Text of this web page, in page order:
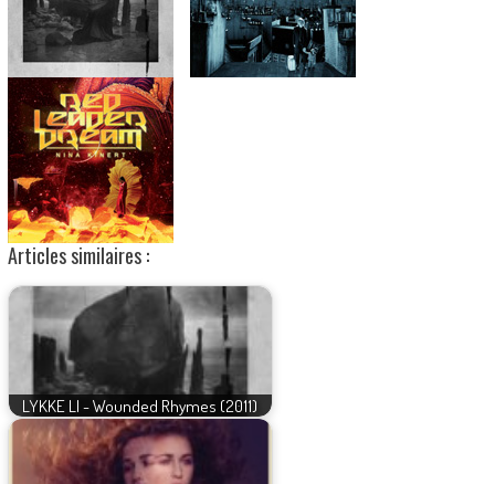
Articles similaires :
LYKKE LI - Wounded Rhymes (2011)